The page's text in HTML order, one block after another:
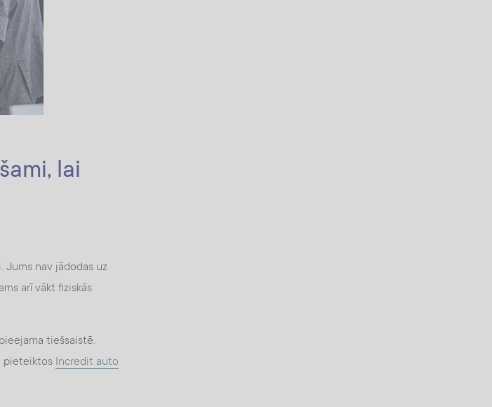
lai
nav jādodas uz
arī vākt fiziskās
tiešsaistē.
pieteiktos Incredit auto